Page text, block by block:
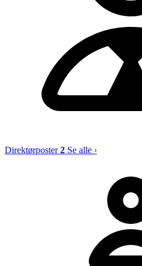
Direktørposter2 Se alle ›